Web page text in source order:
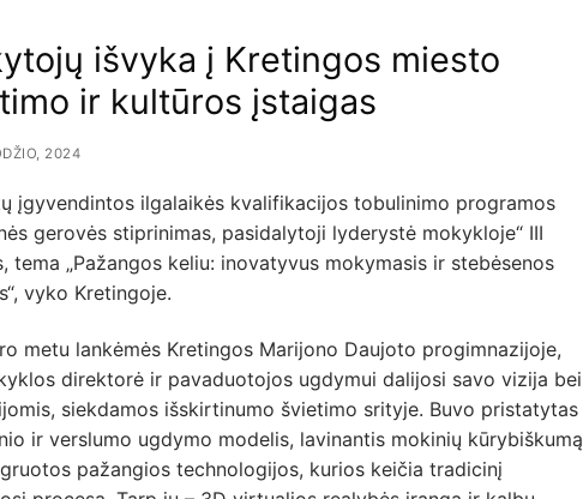
išvyka į Kretingos miesto
ir kultūros įstaigas
2024
įgyvendintos ilgalaikės kvalifikacijos tobulinimo programos
gerovės stiprinimas, pasidalytoji lyderystė mokykloje“ III
tema „Pažangos keliu: inovatyvus mokymasis ir stebėsenos
vyko Kretingoje.
metu lankėmės Kretingos Marijono Daujoto progimnazijoje,
direktorė ir pavaduotojos ugdymui dalijosi savo vizija bei
siekdamos išskirtinumo švietimo srityje. Buvo pristatytas
ir verslumo ugdymo modelis, lavinantis mokinių kūrybiškumą
pažangios technologijos, kurios keičia tradicinį